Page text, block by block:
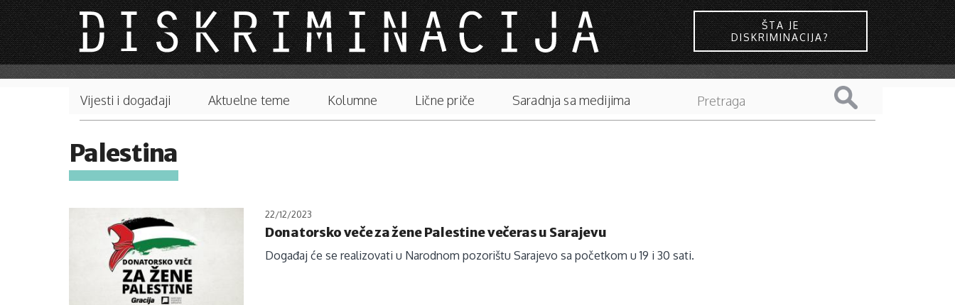
Skip to main content
ŠTA JE
DISKRIMINACIJA?
Main menu
Vijesti i događaji Aktuelne teme Kolumne Lične priče Saradnja sa medijima
Palestina
22/12/2023
Donatorsko veče za žene Palestine večeras u Sarajevu
Događaj će se realizovati u Narodnom pozorištu Sarajevo sa početkom u 19 i 30 sati.